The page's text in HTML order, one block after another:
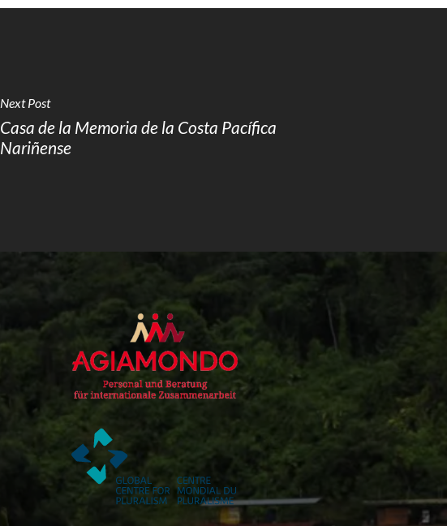
Next Post
Casa de la Memoria de la Costa Pacífica
Nariñense